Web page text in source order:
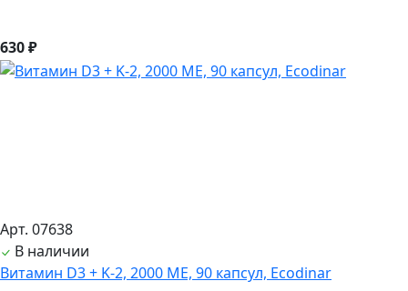
630 ₽
Арт. 07638
В наличии
Витамин D3 + K-2, 2000 ME, 90 капсул, Ecodinar